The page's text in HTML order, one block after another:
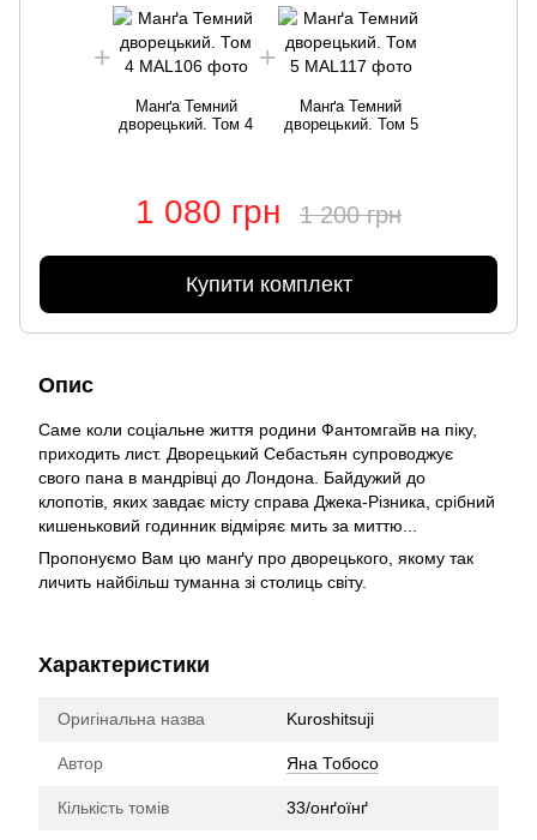
Манґа Темний
дворецький. Том 4
Манґа Темний
дворецький. Том 5
1 080 грн 1 200 грн
Купити комплект
Опис
Саме коли соціальне життя родини Фантомгайв на піку,
приходить лист. Дворецький Себастьян супроводжує
свого пана в мандрівці до Лондона. Байдужий до
клопотів, яких завдає місту справа Джека-Різника, срібний
кишеньковий годинник відміряє мить за миттю...
Пропонуємо Вам цю манґу про дворецького, якому так
личить найбільш туманна зі столиць світу.
Характеристики
Оригінальна назва Kuroshitsuji
Автор Яна Тобосо
Кількість томів 33/онґоїнґ